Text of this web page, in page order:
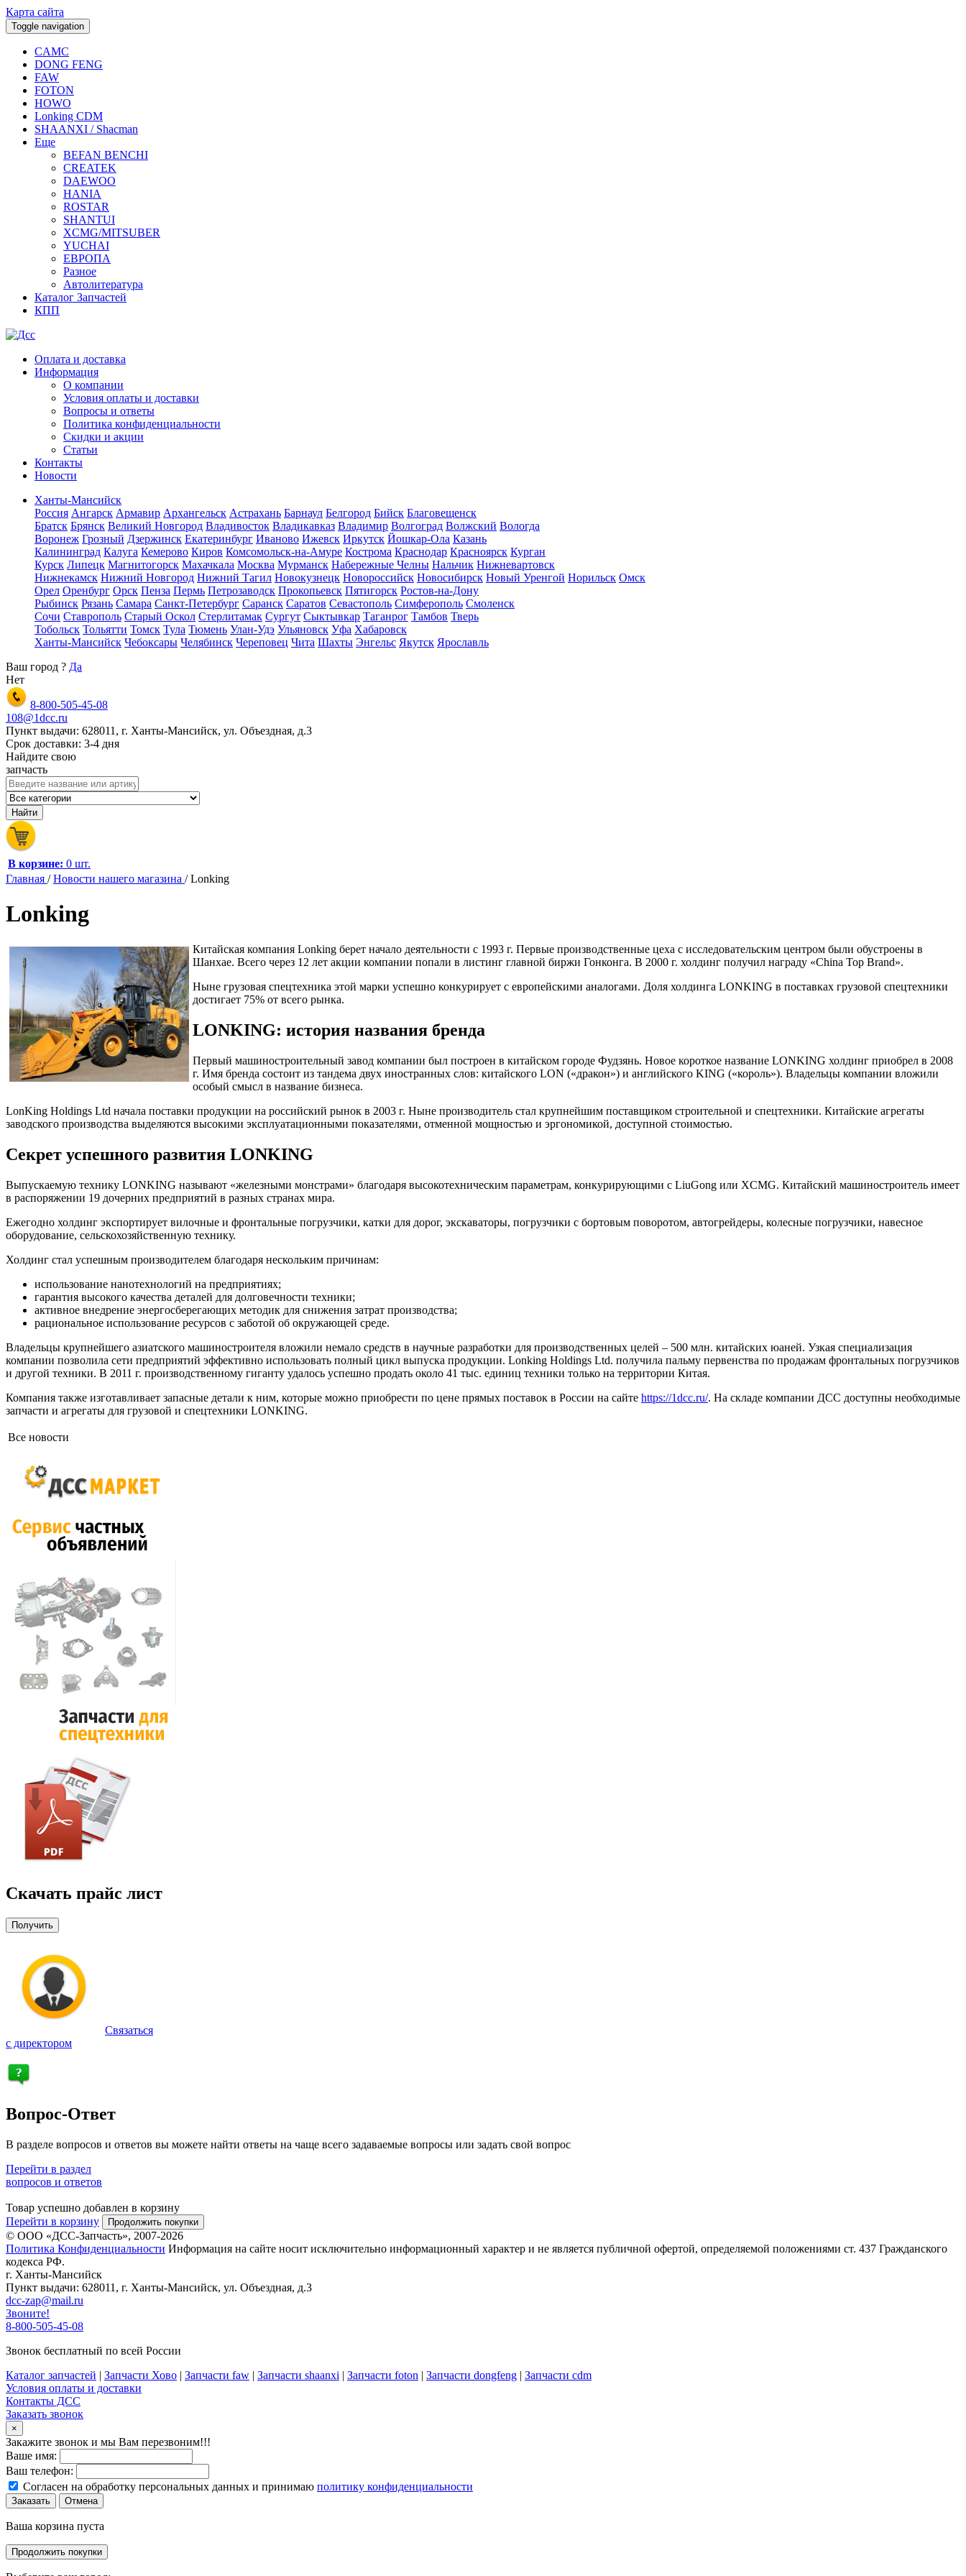
Карта сайта
Toggle navigation
CAMC
DONG FENG
FAW
FOTON
HOWO
Lonking CDM
SHAANXI / Shacman
Еще
BEFAN BENCHI
CREATEK
DAEWOO
HANIA
ROSTAR
SHANTUI
XCMG/MITSUBER
YUCHAI
ЕВРОПА
Разное
Aвтолитература
Каталог Запчастей
КПП
Оплата и доставка
Информация
О компании
Условия оплаты и доставки
Вопросы и ответы
Политика конфиденциальности
Скидки и акции
Статьи
Контакты
Новости
Ханты-Мансийск
Россия Ангарск Армавир Архангельск Астрахань Барнаул Белгород Бийск Благовещенск
Братск Брянск Великий Новгород Владивосток Владикавказ Владимир Волгоград Волжский Вологда
Воронеж Грозный Дзержинск Екатеринбург Иваново Ижевск Иркутск Йошкар-Ола Казань
Калининград Калуга Кемерово Киров Комсомольск-на-Амуре Кострома Краснодар Красноярск Курган
Курск Липецк Магнитогорск Махачкала Москва Мурманск Набережные Челны Нальчик Нижневартовск
Нижнекамск Нижний Новгород Нижний Тагил Новокузнецк Новороссийск Новосибирск Новый Уренгой Норильск Омск
Орел Оренбург Орск Пенза Пермь Петрозаводск Прокопьевск Пятигорск Ростов-на-Дону
Рыбинск Рязань Самара Санкт-Петербург Саранск Саратов Севастополь Симферополь Смоленск
Сочи Ставрополь Старый Оскол Стерлитамак Сургут Сыктывкар Таганрог Тамбов Тверь
Тобольск Тольятти Томск Тула Тюмень Улан-Удэ Ульяновск Уфа Хабаровск
Ханты-Мансийск Чебоксары Челябинск Череповец Чита Шахты Энгельс Якутск Ярославль
Ваш город ? Да
Нет
8-800-505-45-08
108@1dcc.ru
Пункт выдачи: 628011, г. Ханты-Мансийск, ул. Объездная, д.3
Срок доставки: 3-4 дня
Найдите свою
запчасть
В корзине: 0 шт.
Главная /Новости нашего магазина /Lonking
Lonking
Китайская компания Lonking берет начало деятельности с 1993 г. Первые производственные цеха с исследовательским центром были обустроены в
Шанхае. Всего через 12 лет акции компании попали в листинг главной биржи Гонконга. В 2000 г. холдинг получил награду «China Top Brand».
Ныне грузовая спецтехника этой марки успешно конкурирует с европейскими аналогами. Доля холдинга LONKING в поставках грузовой спецтехники
достигает 75% от всего рынка.
LONKING: история названия бренда
Первый машиностроительный завод компании был построен в китайском городе Фудзянь. Новое короткое название LONKING холдинг приобрел в 2008
г. Имя бренда состоит из тандема двух иностранных слов: китайского LON («дракон») и английского KING («король»). Владельцы компании вложили
особый смысл в название бизнеса.
LonKing Holdings Ltd начала поставки продукции на российский рынок в 2003 г. Ныне производитель стал крупнейшим поставщиком строительной и спецтехники. Китайские агрегаты
заводского производства выделяются высокими эксплуатационными показателями, отменной мощностью и эргономикой, доступной стоимостью.
Секрет успешного развития LONKING
Выпускаемую технику LONKING называют «железными монстрами» благодаря высокотехническим параметрам, конкурирующими с LiuGong или XCMG. Китайский машиностроитель имеет
в распоряжении 19 дочерних предприятий в разных странах мира.
Ежегодно холдинг экспортирует вилочные и фронтальные погрузчики, катки для дорог, экскаваторы, погрузчики с бортовым поворотом, автогрейдеры, колесные погрузчики, навесное
оборудование, сельскохозяйственную технику.
Холдинг стал успешным производителем благодаря нескольким причинам:
использование нанотехнологий на предприятиях;
гарантия высокого качества деталей для долговечности техники;
активное внедрение энергосберегающих методик для снижения затрат производства;
рациональное использование ресурсов с заботой об окружающей среде.
Владельцы крупнейшего азиатского машиностроителя вложили немало средств в научные разработки для производственных целей – 500 млн. китайских юаней. Узкая специализация
компании позволила сети предприятий эффективно использовать полный цикл выпуска продукции. Lonking Holdings Ltd. получила пальму первенства по продажам фронтальных погрузчиков
и другой техники. В 2011 г. производственному гиганту удалось успешно продать около 41 тыс. единиц техники только на территории Китая.
Компания также изготавливает запасные детали к ним, которые можно приобрести по цене прямых поставок в России на сайте https://1dcc.ru/. На складе компании ДСС доступны необходимые
запчасти и агрегаты для грузовой и спецтехники LONKING.
Все новости
Скачать прайс лист
Получить
Связаться
с директором
Вопрос-Ответ
В разделе вопросов и ответов вы можете найти ответы на чаще всего задаваемые вопросы или задать свой вопрос
Перейти в раздел
вопросов и ответов
Товар успешно добавлен в корзину
Перейти в корзину
Продолжить покупки
© ООО «ДСС-Запчасть», 2007-2026
Политика Конфиденциальности Информация на сайте носит исключительно информационный характер и не является публичной офертой, определяемой положениями ст. 437 Гражданского
кодекса РФ.
г. Ханты-Мансийск
Пункт выдачи: 628011, г. Ханты-Мансийск, ул. Объездная, д.3
dcc-zap@mail.ru
Звоните!
8-800-505-45-08
Звонок бесплатный по всей России
Каталог запчастей | Запчасти Хово | Запчасти faw | Запчасти shaanxi | Запчасти foton | Запчасти dongfeng | Запчасти cdm
Условия оплаты и доставки
Контакты ДСС
Заказать звонок
×
Закажите звонок и мы Вам перезвоним!!!
Ваше имя:
Ваш телефон:
Согласен на обработку персональных данных и принимаю политику конфиденциальности
Заказать Отмена
Ваша корзина пуста
Продолжить покупки